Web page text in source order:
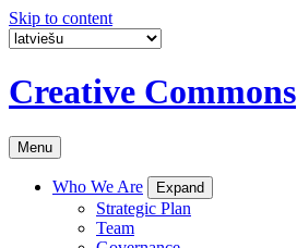
Skip to content
Creative Commons
Menu
Who We Are Expand
Strategic Plan
Team